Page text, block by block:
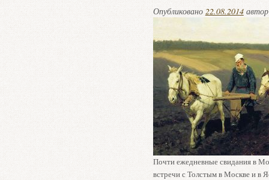
Опубликовано 22.08.2014
Почти ежедневные свидания в
встречи с Толстым в Москве и в